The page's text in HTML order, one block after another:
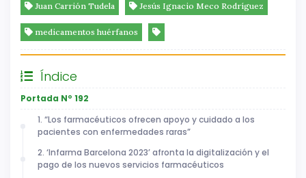
Juan Carrión Tudela Jesús Ignacio Meco Rodríguez
medicamentos huérfanos
Índice
Portada Nº 192
1. “Los farmacéuticos ofrecen apoyo y cuidado a los
pacientes con enfermedades raras”
2. ‘Infarma Barcelona 2023’ afronta la digitalización y el
pago de los nuevos servicios farmacéuticos